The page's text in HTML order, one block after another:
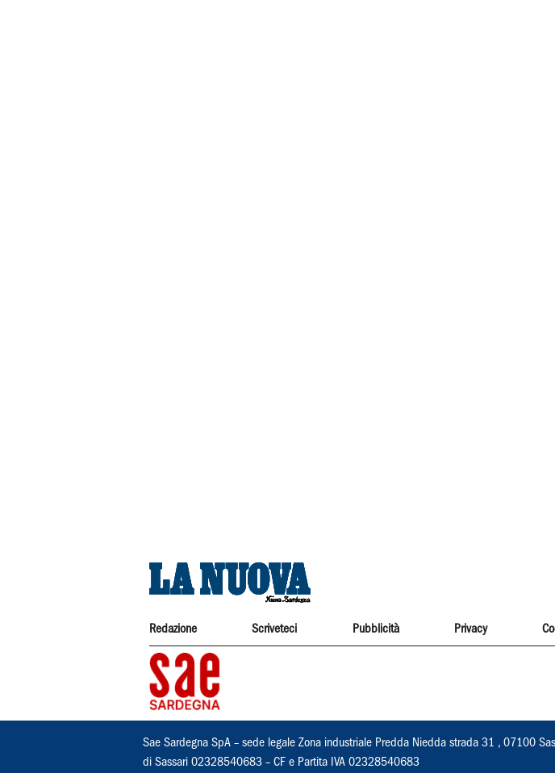
Redazione Scriveteci Pubblicità Privacy
Sae Sardegna SpA – sede legale Zona industriale Predda Niedda strada 31 , 07100
di Sassari 02328540683 – CF e Partita IVA 02328540683